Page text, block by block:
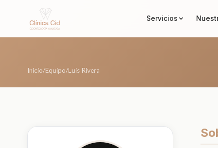
Servicios
Inicio/Equipo/Luis Rivera